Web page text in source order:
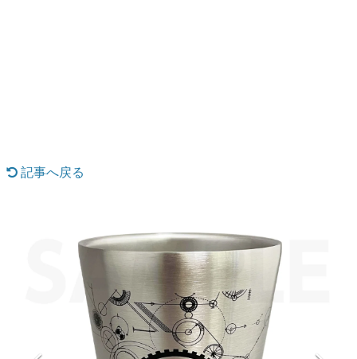
ゲームが変えた日本語
「経験値」「裏技」「ラスボス」… ゲームにまつわる言葉
の起源や用法の変遷を、コンピューター文化史研究家・タ
イニーP氏が徹底調査。
カテゴリ
記事へ戻る